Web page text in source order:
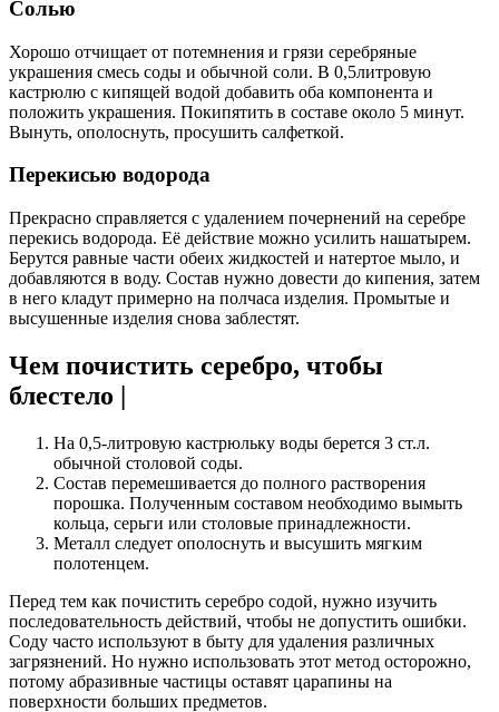
Солью
Хорошо отчищает от потемнения и грязи серебряные
украшения смесь соды и обычной соли. В 0,5литровую
кастрюлю с кипящей водой добавить оба компонента и
положить украшения. Покипятить в составе около 5 минут.
Вынуть, ополоснуть, просушить салфеткой.
Перекисью водорода
Прекрасно справляется с удалением почернений на серебре
перекись водорода. Её действие можно усилить нашатырем.
Берутся равные части обеих жидкостей и натертое мыло, и
добавляются в воду. Состав нужно довести до кипения, затем
в него кладут примерно на полчаса изделия. Промытые и
высушенные изделия снова заблестят.
Чем почистить серебро, чтобы
блестело |
На 0,5-литровую кастрюльку воды берется 3 ст.л.
обычной столовой соды.
Состав перемешивается до полного растворения
порошка. Полученным составом необходимо вымыть
кольца, серьги или столовые принадлежности.
Металл следует ополоснуть и высушить мягким
полотенцем.
Перед тем как почистить серебро содой, нужно изучить
последовательность действий, чтобы не допустить ошибки.
Соду часто используют в быту для удаления различных
загрязнений. Но нужно использовать этот метод осторожно,
потому абразивные частицы оставят царапины на
поверхности больших предметов.